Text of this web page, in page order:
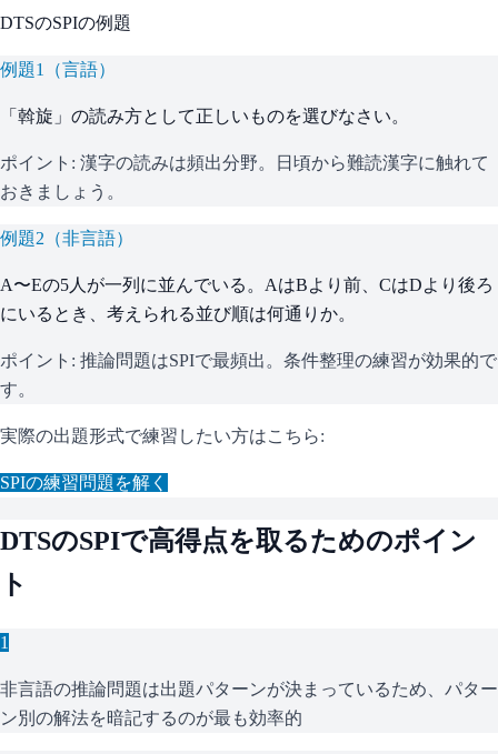
DTSのSPIの例題
例題1 （言語）
「斡旋」の読み方として正しいものを選びなさい。
ポイント: 漢字の読みは頻出分野。日頃から難読漢字に触れて
おきましょう。
例題2 （非言語）
A〜Eの5人が一列に並んでいる。AはBより前、CはDより後ろ
にいるとき、考えられる並び順は何通りか。
ポイント: 推論問題はSPIで最頻出。条件整理の練習が効果的で
す。
実際の出題形式で練習したい方はこちら:
SPIの練習問題を解く
DTSのSPIで高得点を取るためのポイン
ト
1
非言語の推論問題は出題パターンが決まっているため、パター
ン別の解法を暗記するのが最も効率的